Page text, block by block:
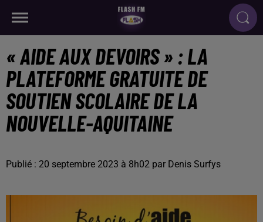
« AIDE AUX DEVOIRS » : LA
PLATEFORME GRATUITE DE
SOUTIEN SCOLAIRE DE LA
NOUVELLE-AQUITAINE
Publié : 20 septembre 2023 à 8h02 par Denis Surfys